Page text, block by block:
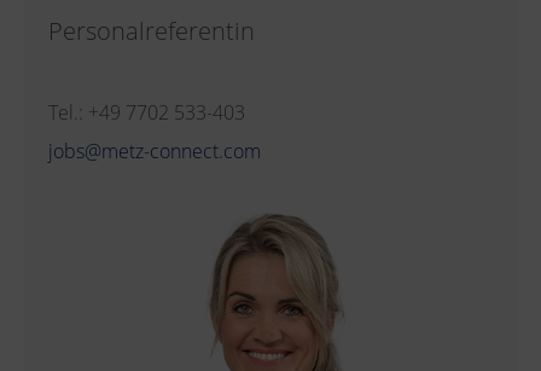
Personalreferentin
Tel.: +49 7702 533-403
jobs@metz-connect.com